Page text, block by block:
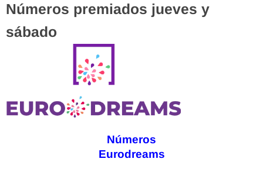
Números premiados jueves y
sábado
Números
Eurodreams